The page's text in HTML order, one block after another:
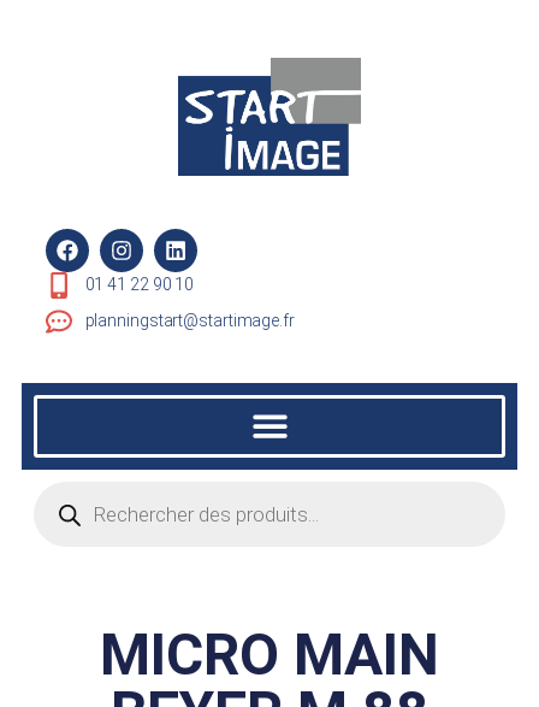
01 41 22 90 10
planningstart@startimage.fr
MICRO MAIN